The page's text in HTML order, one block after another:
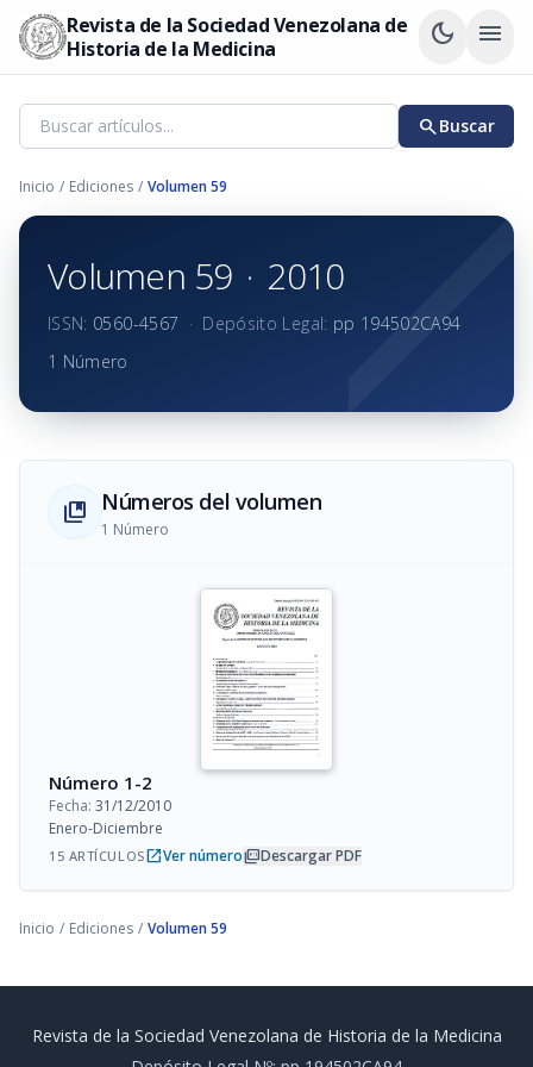
Revista de la Sociedad Venezolana de
Historia de la Medicina
dark_mode menu
searchBuscar
Inicio / Ediciones / Volumen 59
Volumen 59 · 2010
ISSN: 0560-4567 · Depósito Legal: pp 194502CA94
1 Número
collections_bookmark Números del volumen
1 Número
Número 1-2
Fecha: 31/12/2010
Enero-Diciembre
15 ARTÍCULOSopen_in_newVer númeropicture_as_pdfDescargar PDF
Inicio / Ediciones / Volumen 59
Revista de la Sociedad Venezolana de Historia de la Medicina